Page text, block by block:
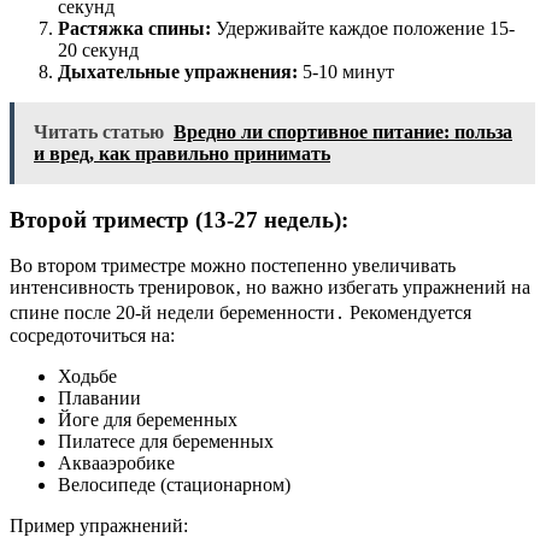
секунд
Растяжка спины: Удерживайте каждое положение 15-
20 секунд
Дыхательные упражнения: 5-10 минут
Читать статью Вредно ли спортивное питание: польза
и вред, как правильно принимать
Второй триместр (13-27 недель):
Во втором триместре можно постепенно увеличивать
интенсивность тренировок‚ но важно избегать упражнений на
спине после 20-й недели беременности․ Рекомендуется
сосредоточиться на:
Ходьбе
Плавании
Йоге для беременных
Пилатесе для беременных
Аквааэробике
Велосипеде (стационарном)
Пример упражнений: